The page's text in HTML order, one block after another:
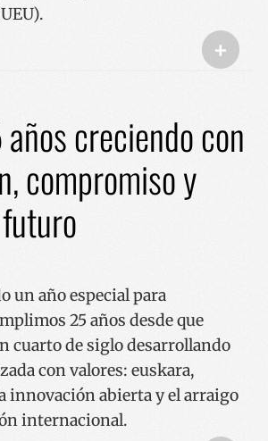
+
creciendo con
compromiso y
un año especial para
25 años desde que
cuarto de siglo desarrollando
con valores: euskara,
innovación abierta y el arraigo
internacional.